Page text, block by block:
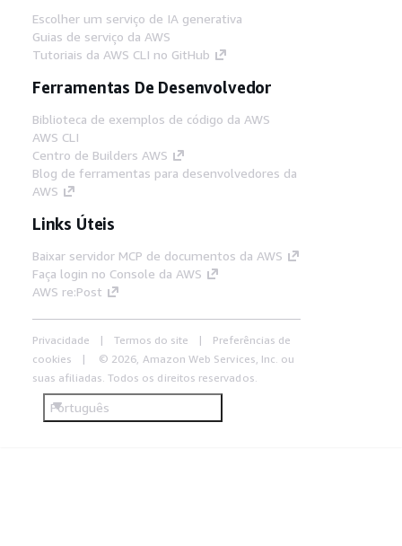
Escolher um serviço de IA generativa
Guias de serviço da AWS
Tutoriais da AWS CLI no GitHub
Ferramentas De Desenvolvedor
Biblioteca de exemplos de código da AWS
AWS CLI
Centro de Builders AWS
Blog de ferramentas para desenvolvedores da
AWS
Links Úteis
Baixar servidor MCP de documentos da AWS
Faça login no Console da AWS
AWS re:Post
Privacidade Termos do site
Preferências de
cookies
© 2026, Amazon Web Services, Inc. ou
suas afiliadas. Todos os direitos reservados.
Português